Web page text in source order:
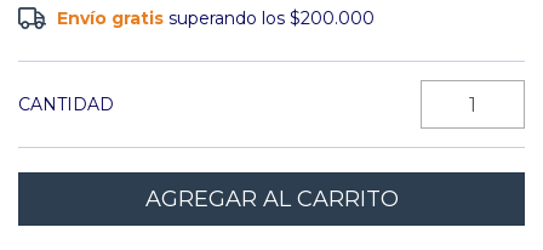
Envío gratis superando los$200.000
CANTIDAD